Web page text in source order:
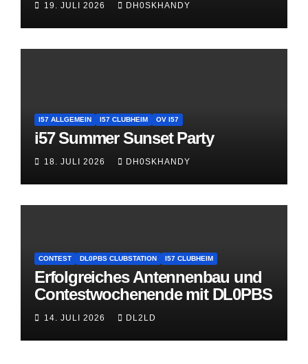
19. JULI 2026 DH0SKHANDY
I57 ALLGEMEIN I57 CLUBHEIM OV I57
i57 Summer Sunset Party
18. JULI 2026 DH0SKHANDY
CONTEST DL0PBS CLUBSTATION I57 CLUBHEIM
Erfolgreiches Antennenbau und
Contestwochenende mit DL0PBS
14. JULI 2026 DL2LD